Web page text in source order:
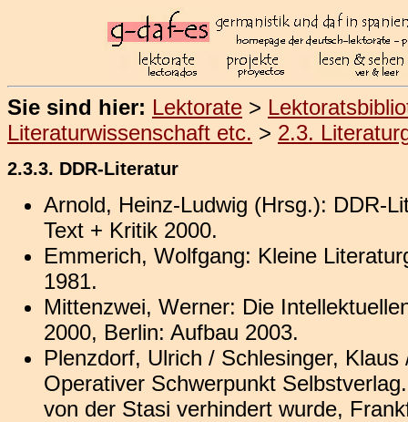
Sie sind hier: Lektorate >
Literaturwissenschaft etc. > 2.3.
2.3.3. DDR-Literatur
Arnold, Heinz-Ludwig (Hrsg.): DDR-
Text + Kritik 2000.
Emmerich, Wolfgang: Kleine
1981.
Mittenzwei, Werner: Die
2000, Berlin: Aufbau 2003.
Plenzdorf, Ulrich / Schlesinger,
Operativer Schwerpunkt
von der Stasi verhindert wurde,